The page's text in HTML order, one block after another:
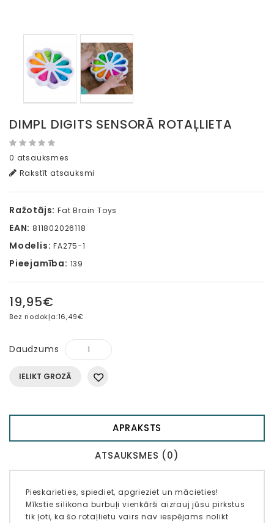
DIMPL DIGITS SENSORĀ ROTAĻLIETA
0 atsauksmes
Rakstīt atsauksmi
Ražotājs: Fat Brain Toys
EAN: 811802026118
Modelis: FA275-1
Pieejamība: 139
19,95€
Bez nodokļa:16,49€
Daudzums
IELIKT GROZĀ
APRAKSTS
ATSAUKSMES (0)
Pieskarieties, spiediet, apgrieziet un mācieties!
Mīkstie silikona burbuļi vienkārši aizrauj jūsu pirkstus
tik ļoti, ka šo rotaļlietu vairs nav iespējams nolikt